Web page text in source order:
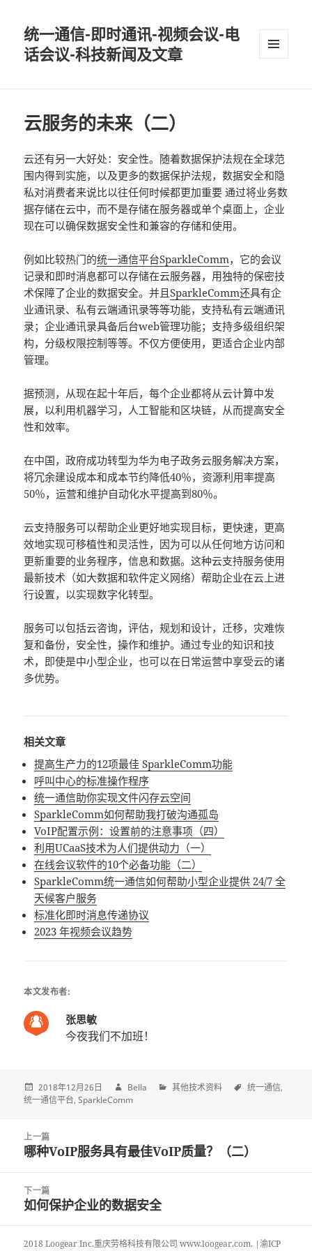
统一通信-即时通讯-视频会议-电
话会议-科技新闻及文章
云服务的未来（二）
云还有另一大好处：安全性。随着数据保护法规在全球范
围内得到实施，以及更多的数据保护法规，数据安全和隐
私对消费者来说比以往任何时候都更加重要 通过将业务数
据存储在云中，而不是存储在服务器或单个桌面上，企业
现在可以确保数据安全性和兼容的存储和使用。
例如比较热门的统一通信平台SparkleComm，它的会议
记录和即时消息都可以存储在云服务器，用独特的保密技
术保障了企业的数据安全。并且SparkleComm还具有企
业通讯录、私有云端通讯录等等功能，支持私有云端通讯
录；企业通讯录具备后台web管理功能；支持多级组织架
构，分级权限控制等等。不仅方便使用，更适合企业内部
管理。
据预测，从现在起十年后，每个企业都将从云计算中发
展，以利用机器学习，人工智能和区块链，从而提高安全
性和效率。
在中国，政府成功转型为华为电子政务云服务解决方案，
将冗余建设成本和成本节约降低40％，资源利用率提高
50％，运营和维护自动化水平提高到80％。
云支持服务可以帮助企业更好地实现目标，更快速，更高
效地实现可移植性和灵活性，因为可以从任何地方访问和
更新重要的业务程序，信息和数据。这种云支持服务使用
最新技术（如大数据和软件定义网络）帮助企业在云上进
行设置，以实现数字化转型。
服务可以包括云咨询，评估，规划和设计，迁移，灾难恢
复和备份，安全性，操作和维护。通过专业的知识和技
术，即使是中小型企业，也可以在日常运营中享受云的诸
多优势。
相关文章
提高生产力的12项最佳 SparkleComm功能
呼叫中心的标准操作程序
统一通信助你实现文件闪存云空间
SparkleComm如何帮助我打破沟通孤岛
VoIP配置示例：设置前的注意事项（四）
利用UCaaS技术为人们提供动力（一）
在线会议软件的10个必备功能（二）
SparkleComm统一通信如何帮助小型企业提供 24/7 全
天候客户服务
标准化即时消息传递协议
2023 年视频会议趋势
本文发布者:
张思敏
今夜我们不加班！
2018年12月26日 Bella 其他技术资料
统一通信
统一通信平台 SparkleComm
navigation
上一篇
上
篇
文
哪种VoIP服务具有最佳VoIP质量？（二）
下一篇
下
篇
如何保护企业的数据安全
2018 Loogear Inc.重庆劳格科技有限公司 www.loogear.com. |渝ICP